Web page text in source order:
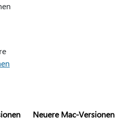
Neuere Mac-Versionen